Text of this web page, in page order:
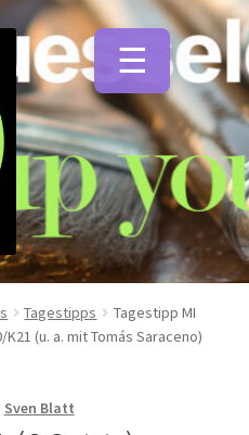
öffnen
Tagestipps
Tagestipp MI
K21 (u. a. mit Tomás Saraceno)
Sven Blatt